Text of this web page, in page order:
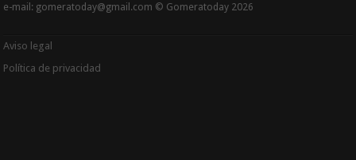
e-mail: gomeratoday@gmail.com © Gomeratoday 2026
Aviso legal
Política de privacidad